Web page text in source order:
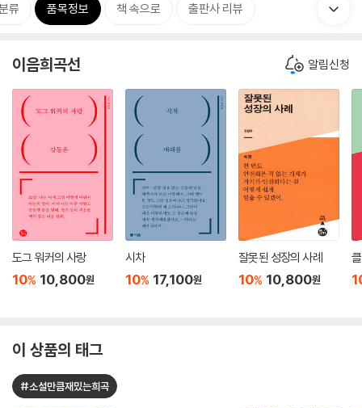
류 품목정보 책 속으로 출판사 리뷰
이음희곡선 알림신청
도그 워커의 사랑
10% 10,800원
시차
10% 17,100원
잘못된 성장의 사례
10% 10,800원
이 상품의 태그
#소설만큼재밌는희곡